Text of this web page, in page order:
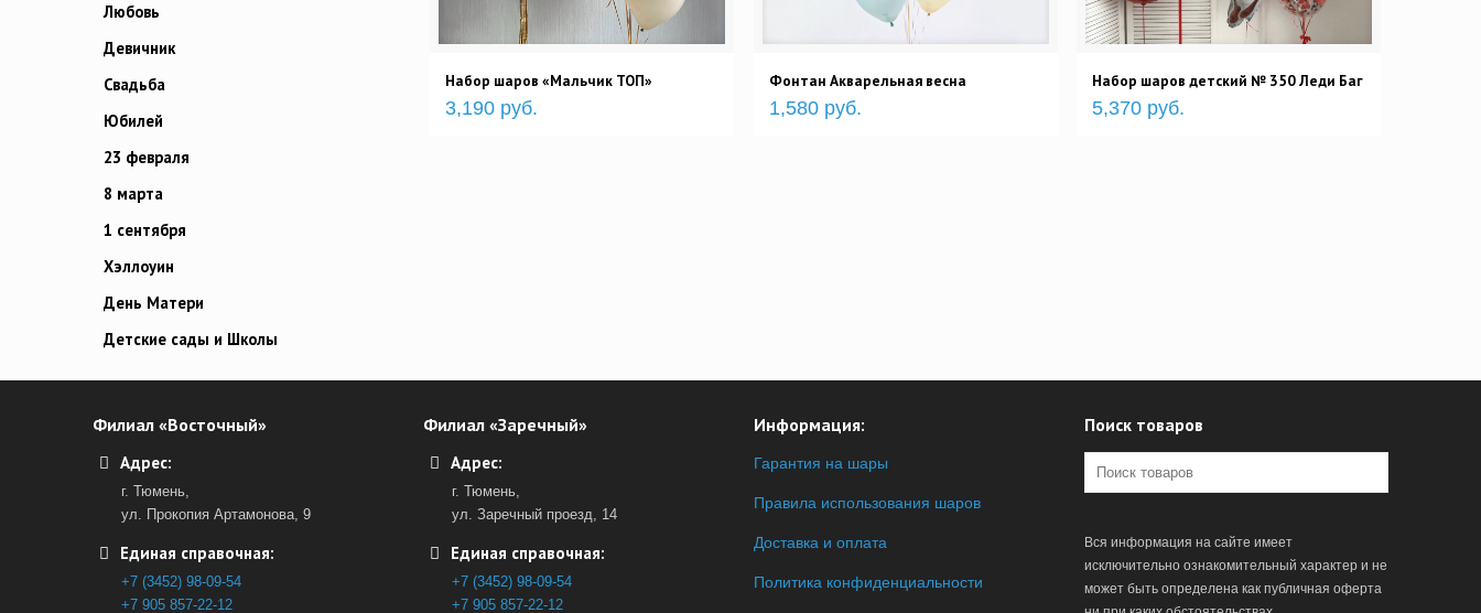
Набор шаров «Мальчик ТОП»
3,190 руб.
Фонтан Акварельная весна
1,580 руб.
Набор шаров детский № 350 Леди Баг
5,370 руб.
Любовь
Девичник
Свадьба
Юбилей
23 февраля
8 марта
1 сентября
Хэллоуин
День Матери
Детские сады и Школы
Филиал «Восточный»
Адрес:
г. Тюмень,
ул. Прокопия Артамонова, 9
Единая справочная:
+7 (3452) 98-09-54
+7 905 857-22-12
Филиал «Заречный»
Адрес:
г. Тюмень,
ул. Заречный проезд, 14
Единая справочная:
+7 (3452) 98-09-54
+7 905 857-22-12
Информация:
Гарантия на шары
Правила использования шаров
Доставка и оплата
Политика конфиденциальности
Поиск товаров
Вся информация на сайте имеет
исключительно ознакомительный характер и не
может быть определена как публичная оферта